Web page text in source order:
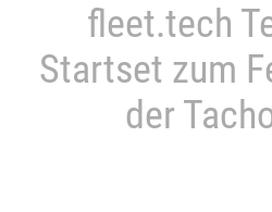
fleet.tech
Startset zum
der